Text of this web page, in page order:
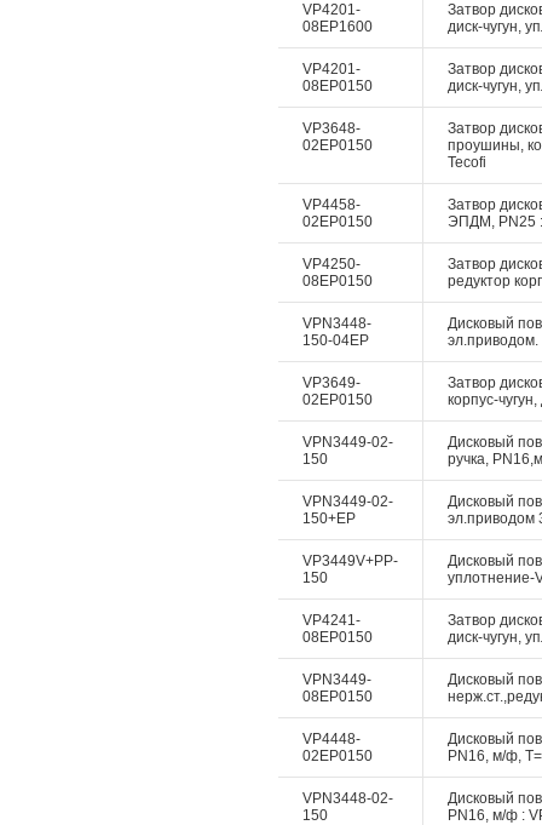
VP4201-
08EP1600
Затвор
диск-чугун,
VP4201-
08EP0150
Затвор
диск-чугун,
VP3648-
02EP0150
Затвор
проушины,
Tecofi
VP4458-
02EP0150
Затвор
ЭПДМ, PN25 :
VP4250-
08EP0150
Затвор
редуктор
VPN3448-
150-04EP
Дисковый
VP3649-
02EP0150
Затвор
корпус-
VPN3449-02-
150
Дисковый
ручка,
VPN3449-02-
150+EP
Дисковый
эл.приводом
VP3449V+PP-
150
Дисковый
уплотнение-
VP4241-
08EP0150
Затвор
диск-чугун,
VPN3449-
08EP0150
Дисковый
VP4448-
02EP0150
Дисковый
PN16, м/ф,
VPN3448-02-
150
Дисковый
PN16, м/ф :